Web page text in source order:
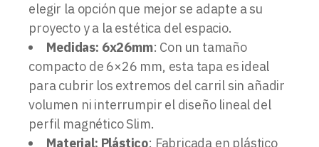
elegir la opción que mejor se adapte a su
proyecto y a la estética del espacio.
Medidas: 6x26mm: Con un tamaño
compacto de 6×26 mm, esta tapa es ideal
para cubrir los extremos del carril sin añadir
volumen ni interrumpir el diseño lineal del
perfil magnético Slim.
Material: Plástico: Fabricada en plástico